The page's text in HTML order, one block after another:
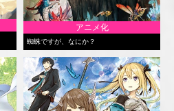
アニメ化
蜘蛛ですが、なにか？